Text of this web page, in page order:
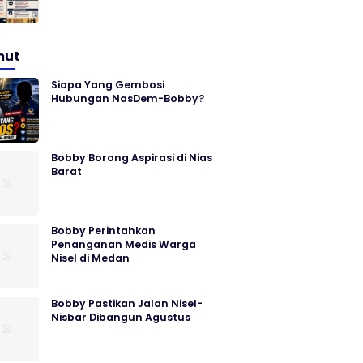
Siapa Yang Gembosi
Hubungan NasDem-Bobby?
Bobby Borong Aspirasi di Nias
Barat
Bobby Perintahkan
Penanganan Medis Warga
Nisel di Medan
Bobby Pastikan Jalan Nisel-
Nisbar Dibangun Agustus